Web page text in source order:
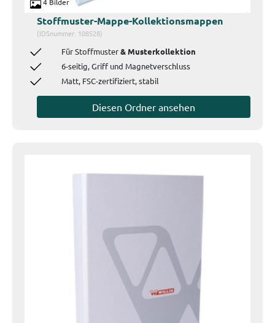
Stoffmuster-Mappe-Kollektionsmappen
(IDSnummer: 108528)
Für Stoffmuster& Musterkollektion
6-seitig, Griff und Magnetverschluss
Matt, FSC-zertifiziert, stabil
Diesen Ordner ansehen